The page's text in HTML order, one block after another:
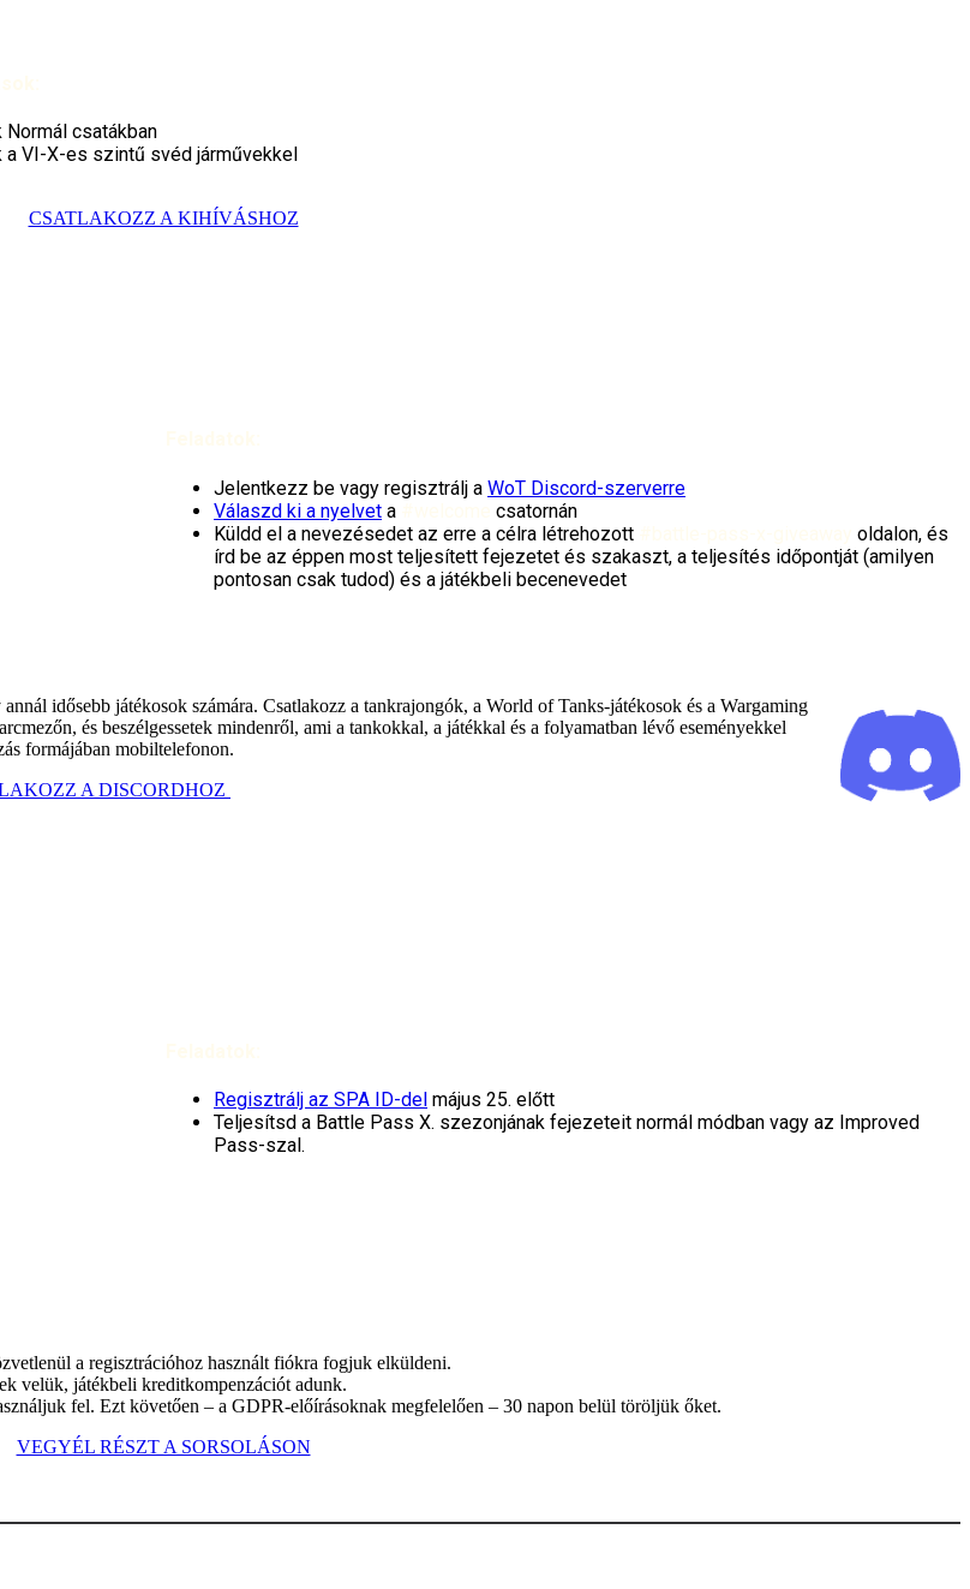
Normál csatákban
a VI-X-es szintű svéd járművekkel
CSATLAKOZZ A KIHÍVÁSHOZ
Jelentkezz be vagy regisztrálj a WoT Discord-szerverre
Válaszd ki a nyelvet a
csatornán
Küldd el a nevezésedet az erre a célra létrehozott
oldalon, és
írd be az éppen most teljesített fejezetet és szakaszt, a teljesítés időpontját (amilyen
pontosan csak tudod) és a játékbeli becenevedet
idősebb játékosok számára. Csatlakozz a tankrajongók, a World of Tanks-játékosok és a Wargaming
és beszélgessetek mindenről, ami a tankokkal, a játékkal és a folyamatban lévő eseményekkel
formájában mobiltelefonon.
A DISCORDHOZ
Regisztrálj az SPA ID-del május 25. előtt
Teljesítsd a Battle Pass X. szezonjának fejezeteit normál módban vagy az Improved
Pass-szal.
a regisztrációhoz használt fiókra fogjuk elküldeni.
velük, játékbeli kreditkompenzációt adunk.
fel. Ezt követően – a GDPR-előírásoknak megfelelően – 30 napon belül töröljük őket.
VEGYÉL RÉSZT A SORSOLÁSON